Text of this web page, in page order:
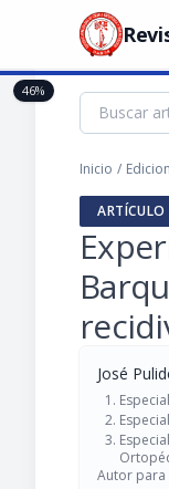
Inicio /
José
Autor para
46%